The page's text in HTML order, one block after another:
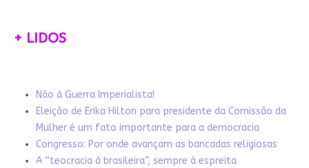
+ LIDOS
Não à Guerra Imperialista!
Eleição de Erika Hilton para presidente da Comissão da
Mulher é um fato importante para a democracia
Congresso: Por onde avançam as bancadas religiosas
A “teocracia à brasileira”, sempre à espreita